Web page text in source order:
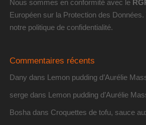
Nous sommes en conformité avec le
Européen sur la Protection des
notre politique de confidentialité.
Commentaires récents
Dany dans Lemon pudding d’Aurélie
sergedans Lemon pudding d’Aurélie
Bosha dans Croquettes de tofu, sauce